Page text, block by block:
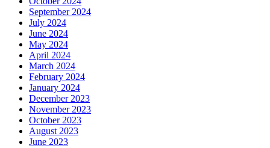
September 2024
July 2024
June 2024
May 2024
April 2024
March 2024
February 2024
January 2024
December 2023
November 2023
October 2023
August 2023
June 2023